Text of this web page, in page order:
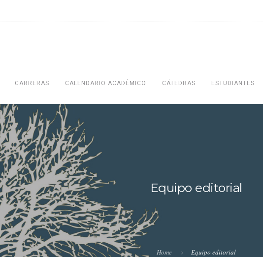
CARRERAS CALENDARIO ACADÉMICO CÁTEDRAS ESTUDIANTES
Equipo editorial
Home Equipo editorial